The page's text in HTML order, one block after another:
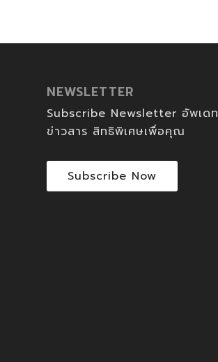
NEWSLETTER
Subscribe Newsletter อัพเดท
ข่าวสาร สิทธิพิเศษเพื่อคุณ
Subscribe Now